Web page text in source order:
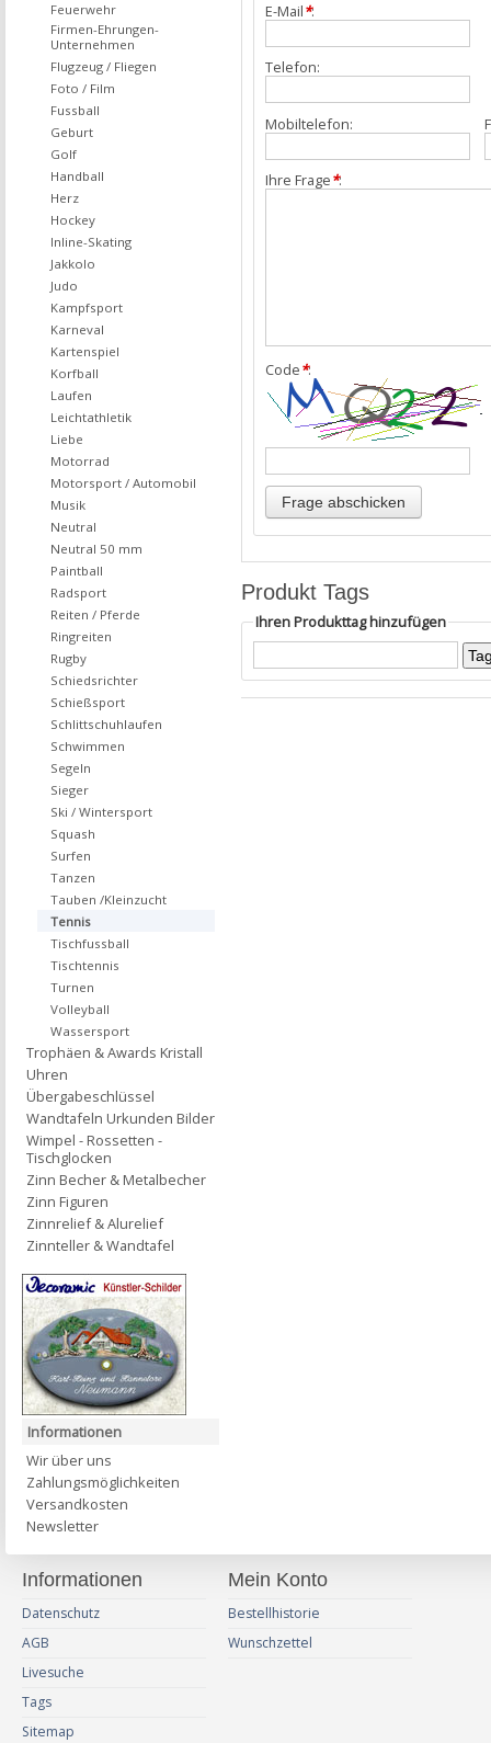
E-Mail*:
Telefon:
Mobiltelefon:
Ihre Frage*:
Code*:
Produkt Tags
Ihren Produkttag hinzufügen
Feuerwehr
Firmen-Ehrungen-
Unternehmen
Flugzeug / Fliegen
Foto / Film
Fussball
Geburt
Golf
Handball
Herz
Hockey
Inline-Skating
Jakkolo
Judo
Kampfsport
Karneval
Kartenspiel
Korfball
Laufen
Leichtathletik
Liebe
Motorrad
Motorsport / Automobil
Musik
Neutral
Neutral 50 mm
Paintball
Radsport
Reiten / Pferde
Ringreiten
Rugby
Schiedsrichter
Schießsport
Schlittschuhlaufen
Schwimmen
Segeln
Sieger
Ski / Wintersport
Squash
Surfen
Tanzen
Tauben /Kleinzucht
Tennis
Tischfussball
Tischtennis
Turnen
Volleyball
Wassersport
Trophäen & Awards Kristall
Uhren
Übergabeschlüssel
Wandtafeln Urkunden Bilder
Wimpel - Rossetten -
Tischglocken
Zinn Becher & Metalbecher
Zinn Figuren
Zinnrelief & Alurelief
Zinnteller & Wandtafel
Informationen
Wir über uns
Zahlungsmöglichkeiten
Versandkosten
Newsletter
Informationen
Datenschutz
AGB
Livesuche
Tags
Sitemap
Mein Konto
Bestellhistorie
Wunschzettel